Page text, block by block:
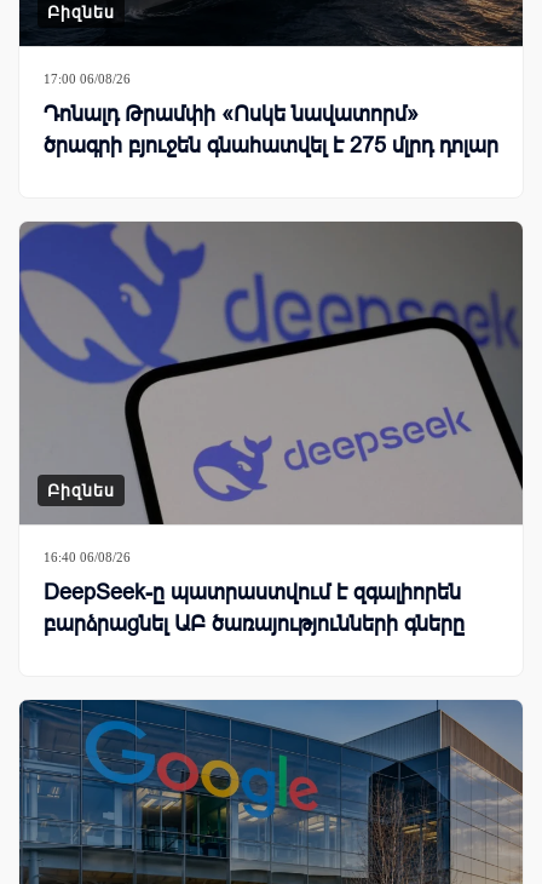
Բիզնես
17:00 06/08/26
Դոնալդ Թրամփի «Ոսկե նավատորմ»
ծրագրի բյուջեն գնահատվել է 275 մլրդ դոլար
Բիզնես
16:40 06/08/26
DeepSeek-ը պատրաստվում է զգալիորեն
բարձրացնել ԱԲ ծառայությունների գները